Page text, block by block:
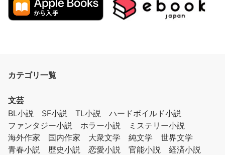
カテゴリ一覧
文芸
BL小説
SF小説 TL小説
ハードボイルド小説
ファンタジー小説
ホラー小説
ミステリー小説
海外作家
国内作家 大衆文学 純文学
世界文学
青春小説
歴史小説 恋愛小説 官能小説
経済小説